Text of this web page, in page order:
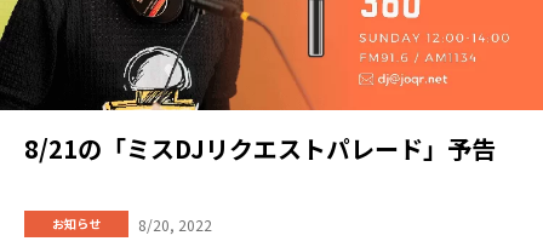
8/21の「ミスDJリクエストパレード」予告
お知らせ 8/20, 2022